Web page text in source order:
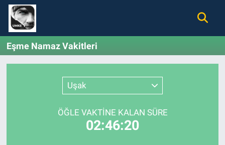
Eşme Namaz Vakitleri
Uşak
ÖĞLE VAKTİNE KALAN SÜRE
02:46:20
Gündem
Ekonomi
Magazin
Nöbetçi Eczaneler
Hava Durumu
Namaz Vakitleri
Trafik Durumu